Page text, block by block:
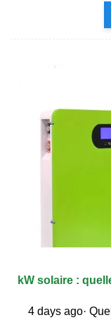
kW solaire :
4 days ago·